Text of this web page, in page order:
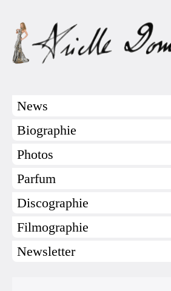
News
Biographie
Photos
Parfum
Discographie
Filmographie
Newsletter